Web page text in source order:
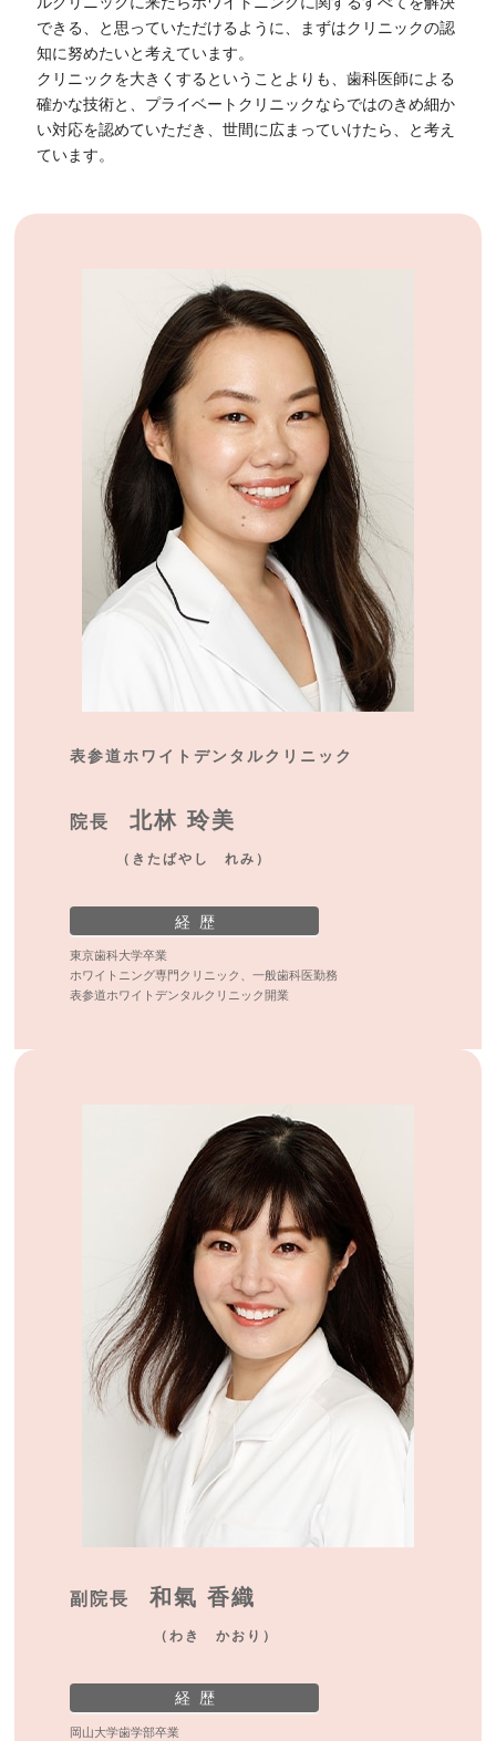
できる、と思っていただけるように、まずはクリニックの認
知に努めたいと考えています。
クリニックを大きくするということよりも、歯科医師による
確かな技術と、プライベートクリニックならではのきめ細か
い対応を認めていただき、世間に広まっていけたら、と考え
ています。
表参道ホワイトデンタルクリニック
院長北林 玲美
（きたばやし れみ）
経 歴
東京歯科大学卒業
ホワイトニング専門クリニック、一般歯科医勤務
表参道ホワイトデンタルクリニック開業
副院長和氣 香織
（わき かおり）
経 歴
岡山大学歯学部卒業